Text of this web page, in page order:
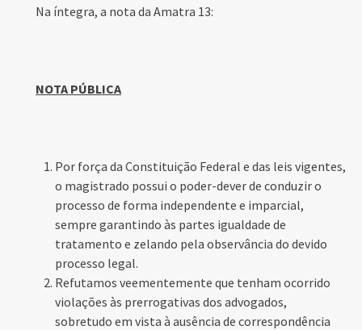
Na íntegra, a nota da Amatra 13:
NOTA PÚBLICA
Por força da Constituição Federal e das leis vigentes,
o magistrado possui o poder-dever de conduzir o
processo de forma independente e imparcial,
sempre garantindo às partes igualdade de
tratamento e zelando pela observância do devido
processo legal.
Refutamos veementemente que tenham ocorrido
violações às prerrogativas dos advogados,
sobretudo em vista à ausência de correspondência